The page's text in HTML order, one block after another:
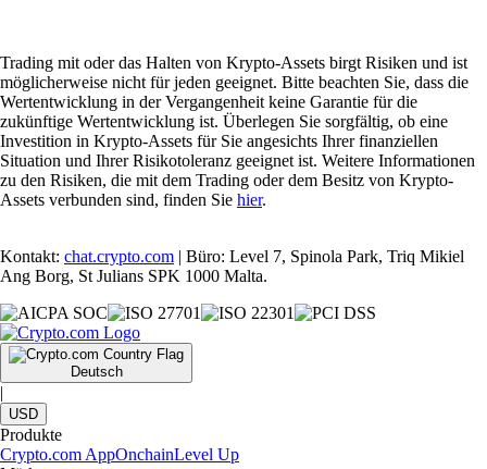
Trading mit oder das Halten von Krypto-Assets birgt Risiken und ist
möglicherweise nicht für jeden geeignet. Bitte beachten Sie, dass die
Wertentwicklung in der Vergangenheit keine Garantie für die
zukünftige Wertentwicklung ist. Überlegen Sie sorgfältig, ob eine
Investition in Krypto-Assets für Sie angesichts Ihrer finanziellen
Situation und Ihrer Risikotoleranz geeignet ist. Weitere Informationen
zu den Risiken, die mit dem Trading oder dem Besitz von Krypto-
Assets verbunden sind, finden Sie hier.
Kontakt: chat.crypto.com | Büro: Level 7, Spinola Park, Triq Mikiel
Ang Borg, St Julians SPK 1000 Malta.
Deutsch
|
USD
Produkte
Crypto.com AppOnchainLevel Up